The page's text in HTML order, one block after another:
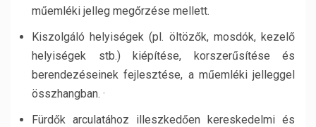
műemléki jelleg megőrzése mellett.
Kiszolgáló helyiségek (pl. öltözők, mosdók, kezelő
helyiségek stb.) kiépítése, korszerűsítése és
berendezéseinek fejlesztése, a műemléki jelleggel
összhangban. ·
Fürdők arculatához illeszkedően kereskedelmi és